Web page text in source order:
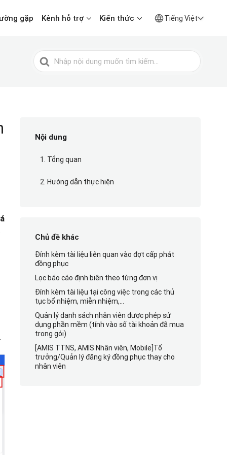
gặp Kênh hỗ trợ Kiến thức Tiếng Việt
Tìm
kiếm
Nội dung
1. Tổng quan
2. Hướng dẫn thực hiện
Chủ đề khác
Đính kèm tài liệu liên quan vào đợt cấp phát
đồng phục
Lọc báo cáo định biên theo từng đơn vị
Đính kèm tài liệu tại công việc trong các thủ
tục bổ nhiệm, miễn nhiệm,…
Quản lý danh sách nhân viên được phép sử
dụng phần mềm (tính vào số tài khoản đã mua
trong gói)
[AMIS TTNS, AMIS Nhân viên, Mobile]Tổ
trưởng/Quản lý đăng ký đồng phục thay cho
nhân viên